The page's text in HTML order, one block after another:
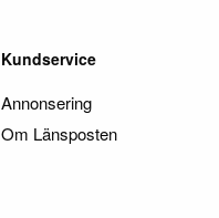
Kundservice
Annonsering
Om Länsposten